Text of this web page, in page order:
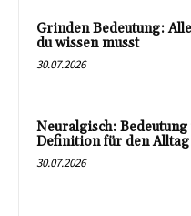
Grinden Bedeutung:
du wissen musst
30.07.2026
Neuralgisch: Bedeutung
Definition für den Alltag
30.07.2026